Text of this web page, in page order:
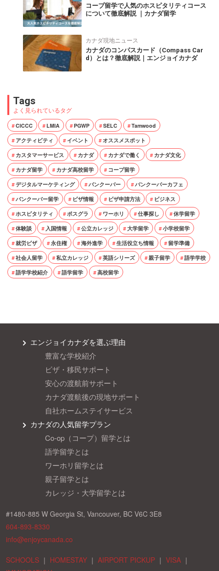
コープ留学で人気のホスピタリティコース
について徹底解説 ｜カナダ留学
カナダ現地ニュース
カナダのコンパスカード（Compass Car
d）とは？徹底解説｜エンジョイカナダ
Tags
よく見られているタグ
CICCC LMIA PGWP SELC
Tamwood
アクティビティ
イベント
オススメスポット
カスタマーサービス
カナダ カナダで働く
カナダ文化
カナダ留学
カナダ高校留学
コープ留学
デジタルマーケティング
バンクーバー
バンクーバーカフェ
バンクーバー留学
ビザ情報 ビザ申請方法
ビジネス
ホスピタリティ
ポスグラ ワーホリ 仕事探し
休学留学
体験談
入国情報 公立カレッジ 大学留学
小学校留学
就労ビザ
永住権 海外進学 生活役立ち情報
留学準備
社会人留学
私立カレッジ 英語シリーズ 親子留学
語学学校
語学学校紹介
語学留学 高校留学
エンジョイカナダを選ぶ理由
豊富な学校紹介
ビザ・移民サポート
安心の渡航前サポート
カナダ渡航後の現地サポート
自社ホームステイサービス
カナダの人気留学プラン
Co-op（コープ）留学とは
語学留学とは
ワーホリ留学とは
親子留学とは
カレッジ・大学留学とは
#1480-885 W Georgia St, Vancouver, BC V6C 3E8
604-893-8330
info@enjoycanada.co
SCHOOLS ｜ HOMESTAY ｜ AIRPORT PICKUP ｜ VISA ｜